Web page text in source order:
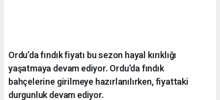
Ordu’da fındık fiyatı bu sezon hayal kırıklığı
yaşatmaya devam ediyor. Ordu’da fındık
bahçelerine girilmeye hazırlanılırken, fiyattaki
durgunluk devam ediyor.